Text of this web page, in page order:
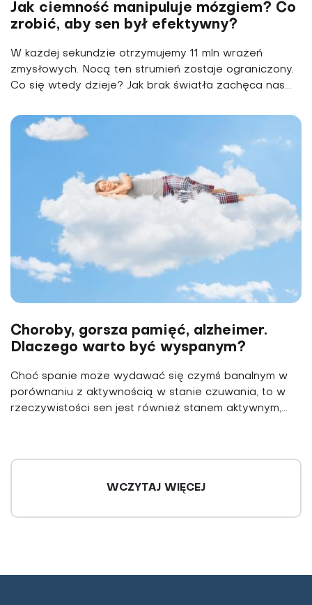
Jak ciemność manipuluje mózgiem? Co
zrobić, aby sen był efektywny?
W każdej sekundzie otrzymujemy 11 mln wrażeń
zmysłowych. Nocą ten strumień zostaje ograniczony.
Co się wtedy dzieje? Jak brak światła zachęca nas...
Choroby, gorsza pamięć, alzheimer.
Dlaczego warto być wyspanym?
Choć spanie może wydawać się czymś banalnym w
po­równaniu z aktywnością w stanie czuwania, to w
rze­czywistości sen jest również stanem aktywnym,...
WCZYTAJ WIĘCEJ